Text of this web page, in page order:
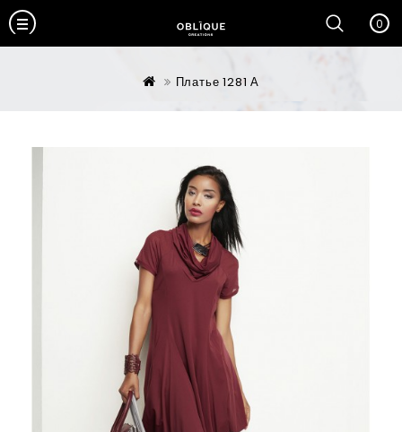
0
Платье 1281 А